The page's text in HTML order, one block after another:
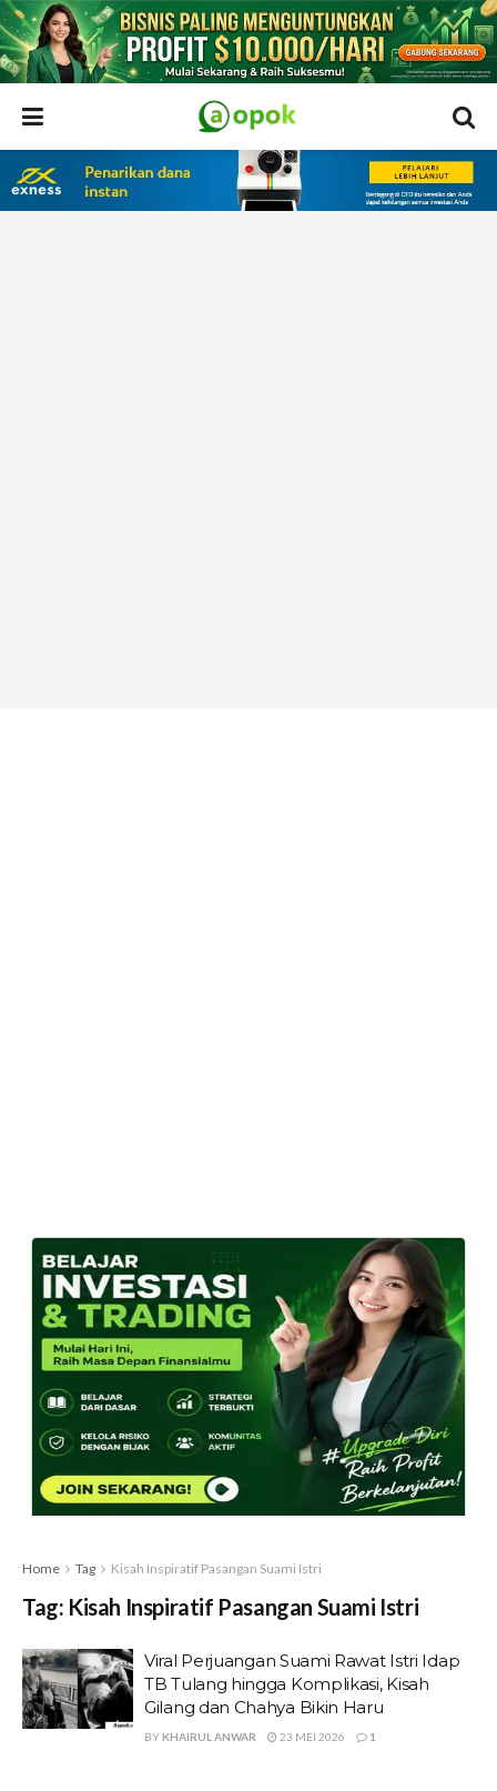
Home Tag Kisah Inspiratif Pasangan Suami Istri
Tag: Kisah Inspiratif Pasangan Suami Istri
Viral Perjuangan Suami Rawat Istri Idap
TB Tulang hingga Komplikasi, Kisah
Gilang dan Chahya Bikin Haru
BY KHAIRUL ANWAR 23 MEI 2026 1